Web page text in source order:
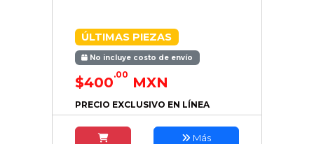
ÚLTIMAS PIEZAS
No incluye costo de envío
$400.00 MXN
PRECIO EXCLUSIVO EN LÍNEA
Más